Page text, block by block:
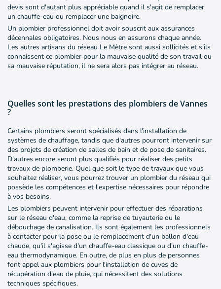
devis sont d'autant plus appréciable quand il s'agit de remplacer
un chauffe-eau ou remplacer une baignoire.
Un plombier professionnel doit avoir souscrit aux assurances
décennales obligatoires. Nous nous en assurons chaque année.
Les autres artisans du réseau Le Mètre sont aussi sollicités et s'ils
connaissent ce plombier pour la mauvaise qualité de son travail ou
sa mauvaise réputation, il ne sera alors pas intégrer au réseau.
Quelles sont les prestations des plombiers de Vannes
?
Certains plombiers seront spécialisés dans l'installation de
systèmes de chauffage, tandis que d'autres pourront intervenir sur
des projets de création de salles de bain et de pose de sanitaires.
D'autres encore seront plus qualifiés pour réaliser des petits
travaux de plomberie. Quel que soit le type de travaux que vous
souhaitez réaliser, vous pourrez trouver un plombier du réseau qui
possède les compétences et l'expertise nécessaires pour répondre
à vos besoins.
Les plombiers peuvent intervenir pour effectuer des réparations
sur le réseau d'eau, comme la reprise de tuyauterie ou le
débouchage de canalisation. Ils sont également les professionnels
à contacter pour la pose ou le remplacement d'un ballon d'eau
chaude, qu'il s'agisse d'un chauffe-eau classique ou d'un chauffe-
eau thermodynamique. En outre, de plus en plus de personnes
font appel aux plombiers pour l'installation de cuves de
récupération d'eau de pluie, qui nécessitent des solutions
techniques spécifiques.